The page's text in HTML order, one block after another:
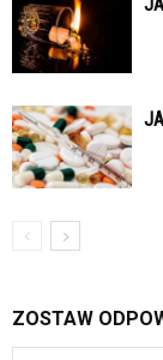
ZOSTAW